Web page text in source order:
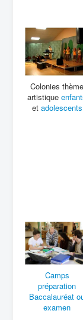
Colonies thème
artistique
et adolescents
Camps
préparation
Baccalauréat
examen